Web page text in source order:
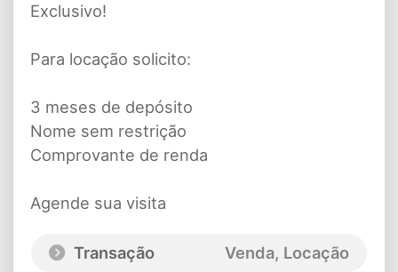
Exclusivo!
Para locação solicito:
3 meses de depósito
Nome sem restrição
Comprovante de renda
Agende sua visita
Transação Venda, Locação